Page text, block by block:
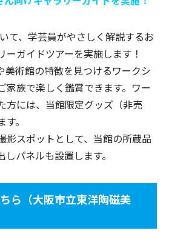
て、学芸員がやさしく解説するお
ーガイドツアーを実施します！
美術館の特徴を見つけるワークシ
家族で楽しく鑑賞できます。ワー
方には、当館限定グッズ（非売
。
影スポットとして、当館の所蔵品
パネルも設置します。
ら（大阪市立東洋陶磁美